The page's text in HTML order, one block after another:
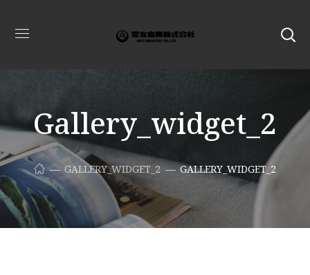
Gallery_widget_2
GALLERY_WIDGET_2 GALLERY_WIDGET_2